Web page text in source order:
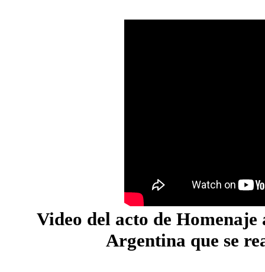
Video del acto de Homenaje
Argentina que se